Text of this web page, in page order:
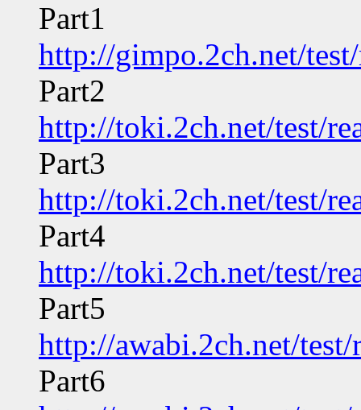
Part1
http://gimpo.2ch.net/
Part2
http://toki.2ch.net/test/
Part3
http://toki.2ch.net/test/
Part4
http://toki.2ch.net/test/
Part5
http://awabi.2ch.net/
Part6